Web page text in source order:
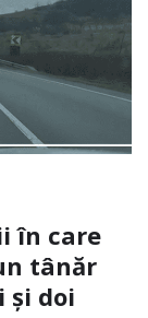
în care
tânăr
și doi